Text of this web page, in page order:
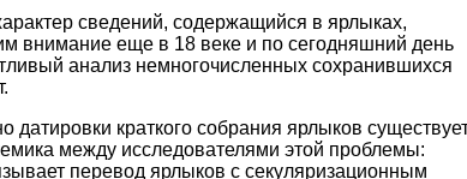
сведений, содержащийся в ярлыках,
внимание еще в 18 веке и по сегодняшний день
анализ немногочисленных сохранившихся
датировки краткого собрания ярлыков
между исследователями этой проблемы:
перевод ярлыков с секуляризационным